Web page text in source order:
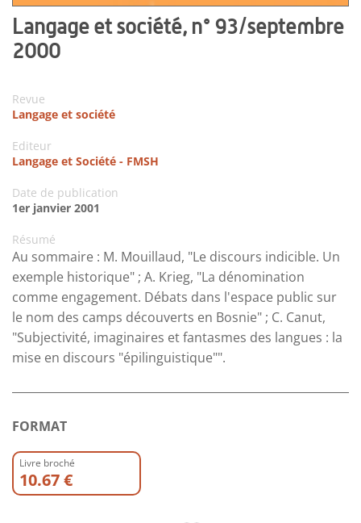
Langage et société, n° 93/septembre
2000
Revue
Langage et société
Editeur
Langage et Société - FMSH
Date de publication
1er janvier 2001
Résumé
Au sommaire : M. Mouillaud, "Le discours indicible. Un
exemple historique" ; A. Krieg, "La dénomination
comme engagement. Débats dans l'espace public sur
le nom des camps découverts en Bosnie" ; C. Canut,
"Subjectivité, imaginaires et fantasmes des langues : la
mise en discours "épilinguistique"".
FORMAT
Livre broché
10.67 €